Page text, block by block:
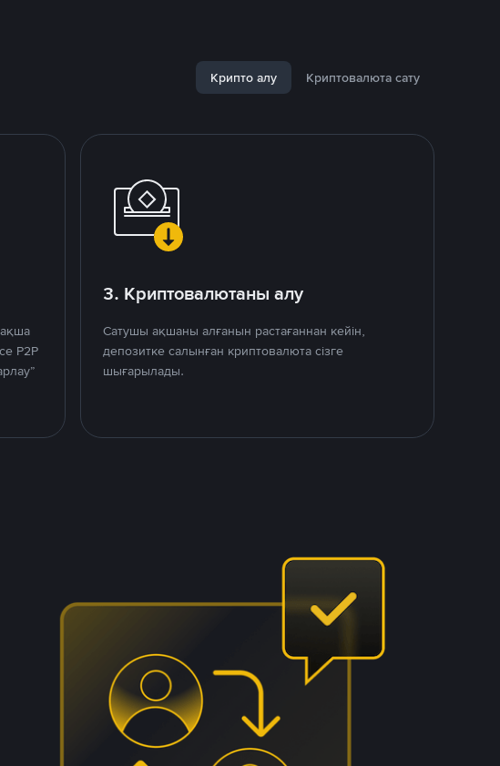
Крипто алу Криптовалюта сату
P2P
3. Криптовалютаны алу
Сатушы ақшаны алғанын растағаннан кейін,
депозитке салынған криптовалюта сізге
шығарылады.